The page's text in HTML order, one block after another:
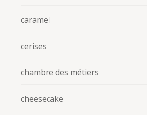
caramel
cerises
chambre des métiers
cheesecake